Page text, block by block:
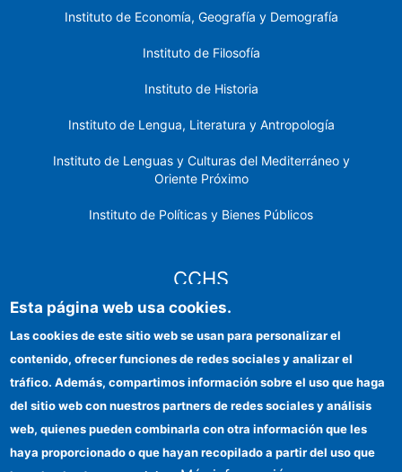
Instituto de Economía, Geografía y Demografía
Instituto de Filosofía
Instituto de Historia
Instituto de Lengua, Literatura y Antropología
Instituto de Lenguas y Culturas del Mediterráneo y
Oriente Próximo
Instituto de Políticas y Bienes Públicos
CCHS
Identidad institucional
Ayudas FEDER
Organismos financiadores
Esta página web usa cookies.
Las cookies de este sitio web se usan para personalizar el
contenido, ofrecer funciones de redes sociales y analizar el
tráfico. Además, compartimos información sobre el uso que haga
del sitio web con nuestros partners de redes sociales y análisis
web, quienes pueden combinarla con otra información que les
haya proporcionado o que hayan recopilado a partir del uso que